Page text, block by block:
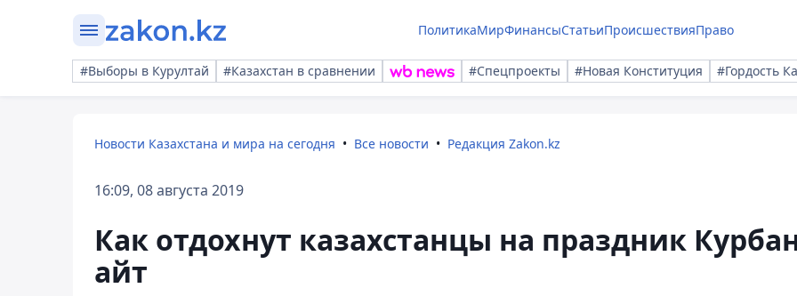
ПолитикаМирФинансыСтатьиПроисшествияПраво
#Выборы в Курултай #Казахстан в сравнении #Спецпроекты #Новая Конституция #Гордость
Новости Казахстана и мира на сегодня Все новости Редакция Zakon.kz
16:09, 08 августа 2019
Как отдохнут казахстанцы на праздник
айт